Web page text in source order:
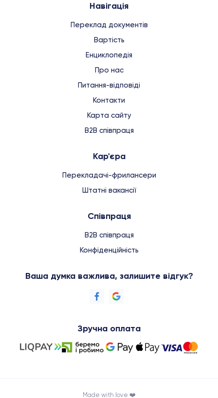
Навігація
Переклад документів
Вартість
Енциклопедія
Про нас
Питання-відповіді
Контакти
Карта сайту
B2B співпраця
Кар'єра
Перекладачі-фрилансери
Штатні вакансії
Співпраця
B2B співпраця
Конфіденційність
Ваша думка важлива, залишите відгук?
Зручна оплата
Made with love ❤️